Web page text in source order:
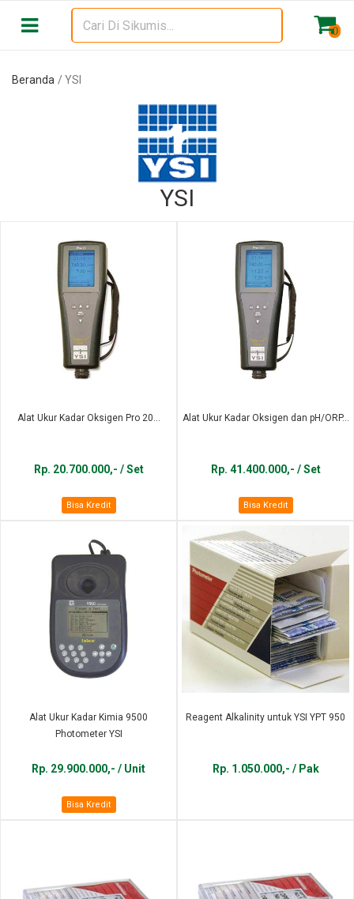
0
Beranda
Beranda YSI
YSI
Alat Ukur Kadar Oksigen Pro 20...
Rp. 20.700.000,- / Set
Bisa Kredit
Alat Ukur Kadar Oksigen dan pH/ORP...
Rp. 41.400.000,- / Set
Bisa Kredit
Alat Ukur Kadar Kimia 9500
Photometer YSI
Rp. 29.900.000,- / Unit
Bisa Kredit
Reagent Alkalinity untuk YSI YPT 950
Rp. 1.050.000,- / Pak